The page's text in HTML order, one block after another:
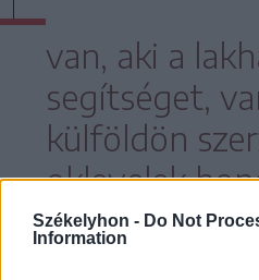
Székelyhon - Do Not
Information
van, aki a
segítséget,
külföldön
oklevelek
kell segíteni,